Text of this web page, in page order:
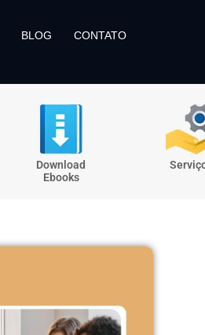
BLOG CONTATO
Download
Ebooks